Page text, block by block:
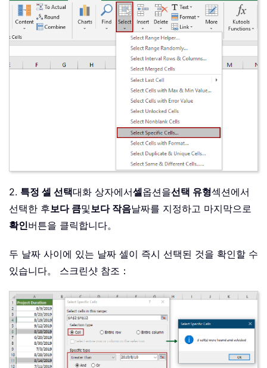
2. 특정 셀 선택대화 상자에서셀옵션을선택 유형섹션에서
선택한 후보다 큼및보다 작음날짜를 지정하고 마지막으로
확인버튼을 클릭합니다。
두 날짜 사이에 있는 날짜 셀이 즉시 선택된 것을 확인할 수
있습니다。 스크린샷 참조：